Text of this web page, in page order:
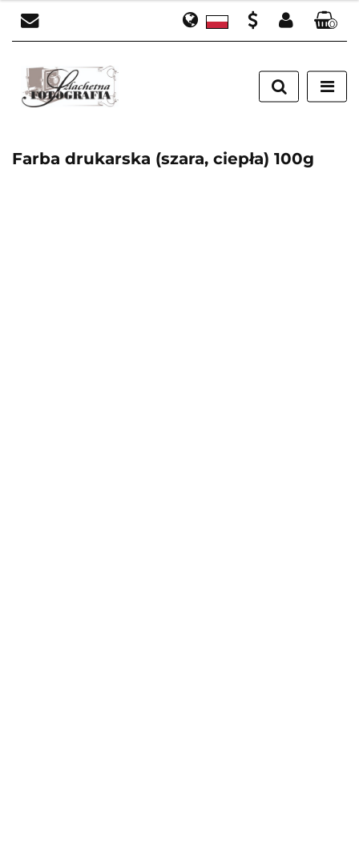
Zarejestruj się
0
Farba drukarska (szara, ciepła) 100g